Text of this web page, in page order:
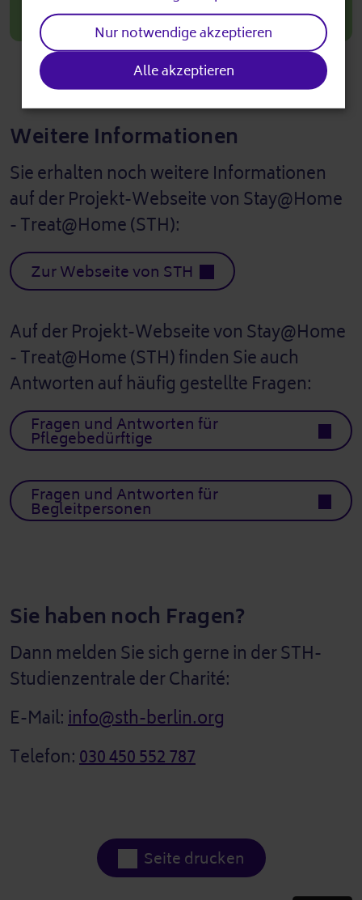
Weitere Informationen
Sie erhalten noch weitere Informationen
auf der Projekt-Webseite von Stay@Home
- Treat@Home (STH):
Zur Webseite von STH
Auf der Projekt-Webseite von Stay@Home
- Treat@Home (STH) finden Sie auch
Antworten auf häufig gestellte Fragen:
Fragen und Antworten für
Pflegebedürftige
Fragen und Antworten für
Begleitpersonen
Sie haben noch Fragen?
Dann melden Sie sich gerne in der STH-
Studienzentrale der Charité:
E-Mail:info@sth-berlin.org
Telefon:030 450 552 787
Seite drucken
Nur notwendige akzeptieren
Alle akzeptieren